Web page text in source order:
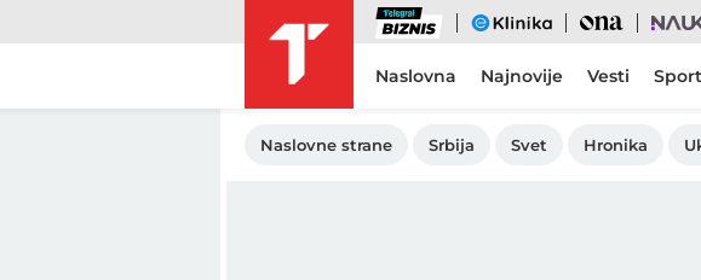
Biznis eKlinika Ona Nauka
Naslovna Najnovije Vesti Sport
Naslovne strane Srbija Svet Hronika